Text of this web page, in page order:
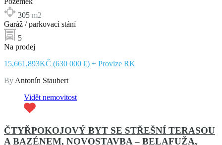
305 m2
Garáž / parkovací stání
5
Na prodej
15,661,893KČ (630 000 €) + Provize RK
By Antonín Staubert
Vidět nemovitost
ČTYŘPOKOJOVÝ BYT SE STŘEŠNÍ TERASOU
A BAZÉNEM, NOVOSTAVBA – BELAFUŽA,